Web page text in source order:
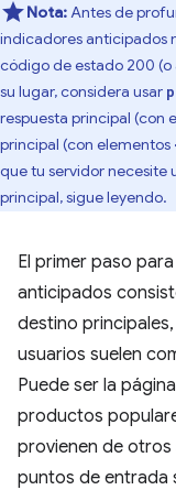
Nota:Antes de
indicadores anticipados
código de estado 200 (o
su lugar, considera usar
respuesta principal (con
principal (con elementos
que tu servidor necesite
principal, sigue leyendo.
El primer paso
anticipados
destino
usuarios suelen
Puede ser la
productos
provienen de otros
puntos de entrada